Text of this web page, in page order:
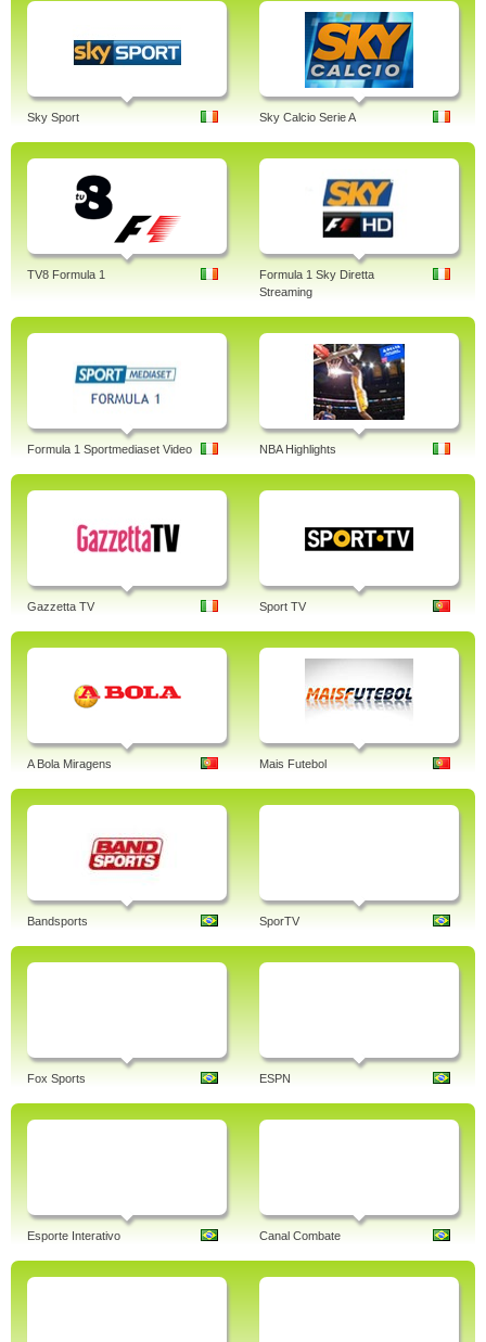
Sky Sport Sky Calcio Serie A
TV8 Formula 1
Formula 1 Sky Diretta
Streaming
Formula 1 Sportmediaset Video NBA Highlights
Gazzetta TV Sport TV
A Bola Miragens Mais Futebol
Bandsports SporTV
Fox Sports ESPN
Esporte Interativo Canal Combate